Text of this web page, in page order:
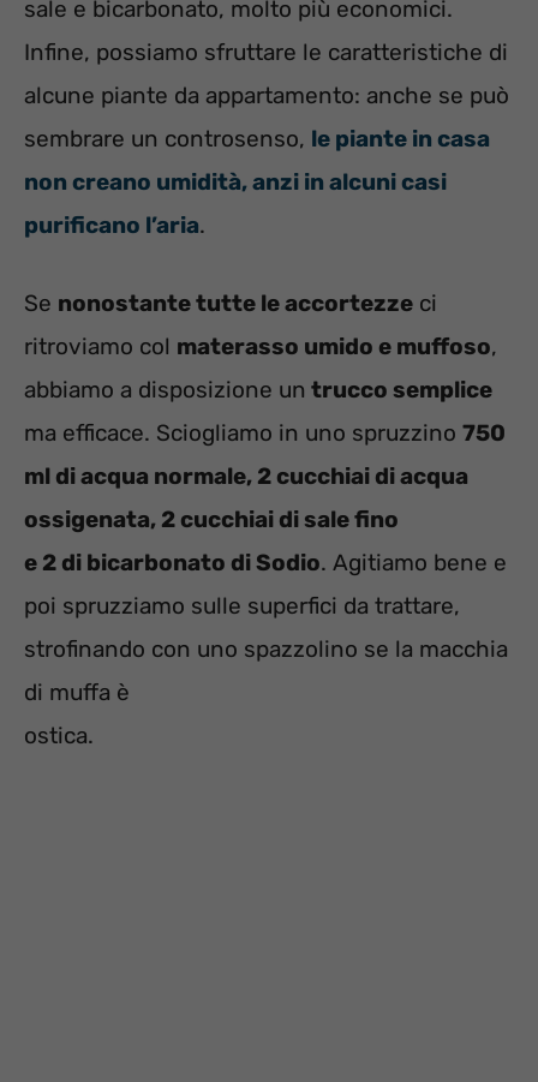
sale e bicarbonato, molto più economici.
Infine, possiamo sfruttare le caratteristiche di
alcune piante da appartamento: anche se può
sembrare un controsenso, le piante in casa
non creano umidità, anzi in alcuni casi
purificano l’aria.
Se nonostante tutte le accortezze ci
ritroviamo col materasso umido e muffoso,
abbiamo a disposizione un trucco semplice
ma efficace. Sciogliamo in uno spruzzino 750
ml di acqua normale, 2 cucchiai di acqua
ossigenata, 2 cucchiai di sale fino
e 2 di bicarbonato di Sodio. Agitiamo bene e
poi spruzziamo sulle superfici da trattare,
strofinando con uno spazzolino se la macchia
di muffa è
ostica.